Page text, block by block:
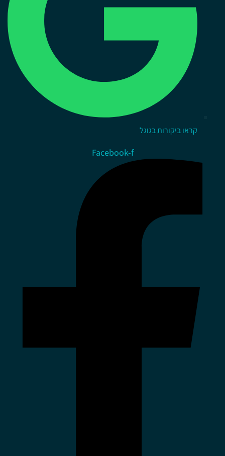
קראו ביקורות בגוגל
Facebook-f